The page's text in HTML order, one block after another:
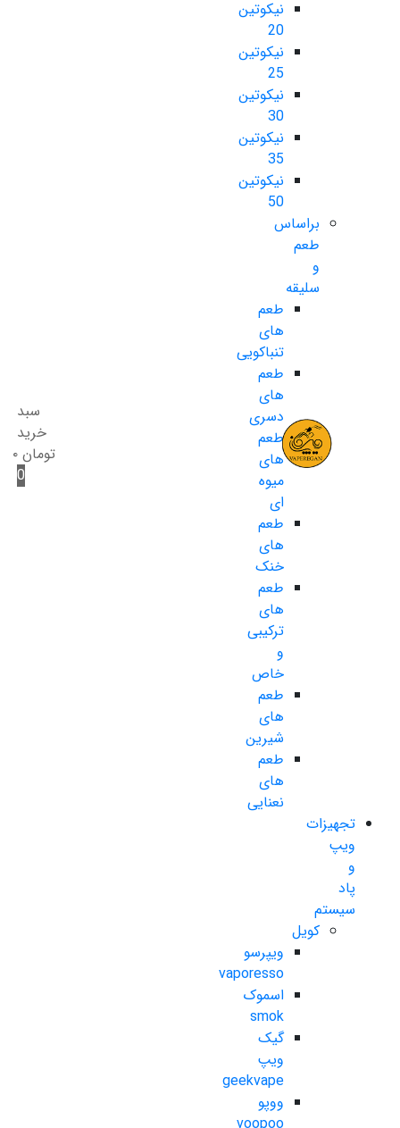
نیکوتین
20
نیکوتین
25
نیکوتین
30
نیکوتین
35
نیکوتین
50
براساس
طعم
و
سلیقه
طعم
های
تنباکویی
طعم
های
دسری
طعم
های
میوه
ای
طعم
های
خنک
طعم
های
ترکیبی
و
خاص
طعم
های
شیرین
طعم
های
نعنایی
تجهیزات
ویپ
و
پاد
سیستم
کویل
ویپرسو
vaporesso
اسموک
smok
گیک
ویپ
geekvape
ووپو
سبد
خرید
تومان ۰
0